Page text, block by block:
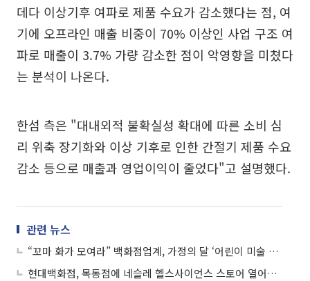
데다 이상기후 여파로 제품 수요가 감소했다는 점, 여
기에 오프라인 매출 비중이 70% 이상인 사업 구조 여
파로 매출이 3.7% 가량 감소한 점이 악영향을 미쳤다
는 분석이 나온다.
한섬 측은 "대내외적 불확실성 확대에 따른 소비 심
리 위축 장기화와 이상 기후로 인한 간절기 제품 수요
감소 등으로 매출과 영업이익이 줄었다"고 설명했다.
관련 뉴스
“꼬마 화가 모여라” 백화점업계, 가정의 달 ‘어린이 미술 대회’ 잇달아
현대백화점, 목동점에 네슬레 헬스사이언스 스토어 열어…AI로 건강 체크도